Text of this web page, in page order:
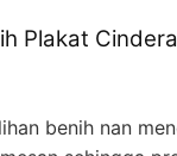
Plakat
benih nan